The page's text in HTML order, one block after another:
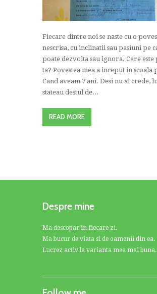
Fiecare dintre noi se naste cu o
nescrisa, cu inclinatii sau pasiuni pe
poate dezvolta sau ignora. Care este
ta? Povestea mea a inceput in
Cand aveam 7 ani. Desi nu ai crede,
stateau destul de...
READ MORE
Despre mine
Ma descopar in fiecare zi.
Ma bucur de viata si de oamenii din ea.
Lucrez activ la varianta mea mai buna.